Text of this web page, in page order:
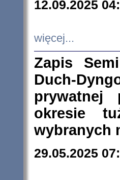
12.09.2025
więcej...
Zapis
Duch-
prywatnej
okresie
wybranych
29.05.2025